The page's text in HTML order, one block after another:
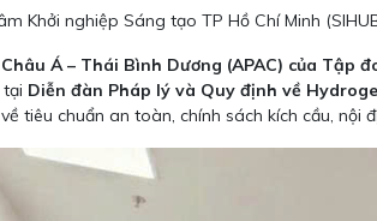
Khởi nghiệp Sáng tạo TP Hồ Chí Minh
Á – Thái Bình Dương (APAC) của Tập
Diễn đàn Pháp lý và Quy định về
tiêu chuẩn an toàn, chính sách kích cầu,